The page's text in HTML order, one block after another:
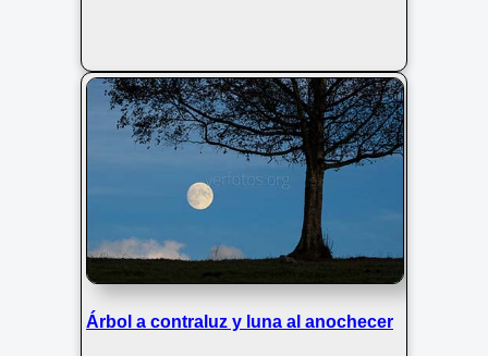
Árbol a contraluz y luna al anochecer